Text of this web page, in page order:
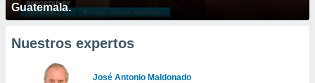
Guatemala.
Nuestros expertos
José Antonio Maldonado